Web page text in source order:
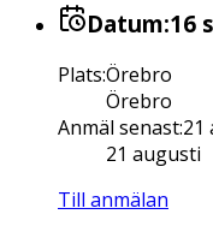
Datum:16
Plats:Örebro
Örebro
Anmäl senast:21
21 augusti
Till anmälan